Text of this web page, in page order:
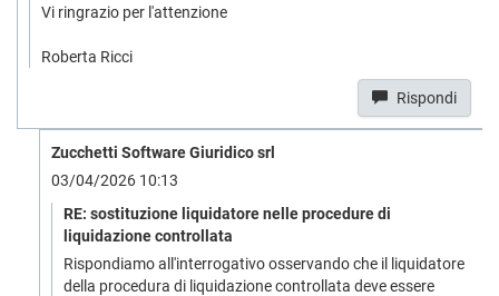
Vi ringrazio per l'attenzione
Roberta Ricci
Rispondi
Zucchetti Software Giuridico srl
03/04/2026 10:13
RE: sostituzione liquidatore nelle procedure di
liquidazione controllata
Rispondiamo all'interrogativo osservando che il liquidatore
della procedura di liquidazione controllata deve essere